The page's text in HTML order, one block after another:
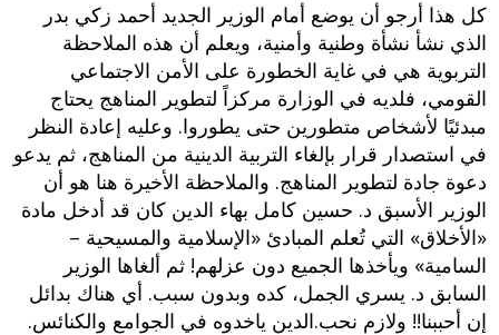
كل هذا أرجو أن يوضع أمام الوزير الجديد أحمد زكي بدر
الذي نشأ نشأة وطنية وأمنية، ويعلم أن هذه الملاحظة
التربوية هي في غاية الخطورة على الأمن الاجتماعي
القومي، فلديه في الوزارة مركزاً لتطوير المناهج يحتاج
مبدئيًا لأشخاص متطورين حتى يطوروا. وعليه إعادة النظر
في استصدار قرار بإلغاء التربية الدينية من المناهج، ثم يدعو
دعوة جادة لتطوير المناهج. والملاحظة الأخيرة هنا هو أن
الوزير الأسبق د. حسين كامل بهاء الدين كان قد أدخل مادة
«الأخلاق» التي تُعلم المبادئ «الإسلامية والمسيحية –
السامية» ويأخذها الجميع دون عزلهم! ثم ألغاها الوزير
السابق د. يسري الجمل، كده وبدون سبب. أي هناك بدائل
إن أحببنا!! ولازم نحب.الدين ياخدوه في الجوامع والكنائس.